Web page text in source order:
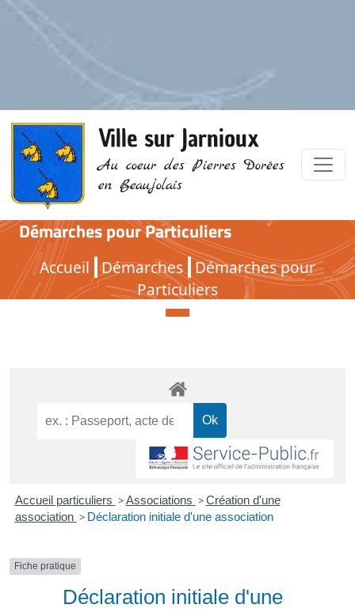
Ville sur Jarnioux
Au coeur des Pierres Dorées
en Beaujolais
Démarches pour Particuliers
Accueil Démarches Démarches pour
Particuliers
Démarches pour Particuliers
Accueil particuliers > Associations > Création d'une
association > Déclaration initiale d'une association
Fiche pratique
Déclaration initiale d'une